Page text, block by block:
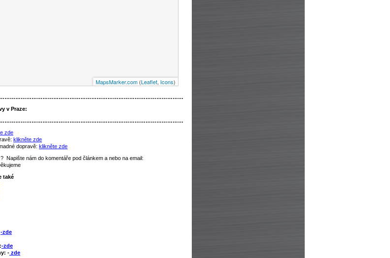
MapsMarker.com (Leaflet, Icons)
v Praze:
zde
klikněte zde
dopravě: klikněte zde
Napište nám do komentáře pod článkem a nebo na email:
také
-zde
-zde
- zde